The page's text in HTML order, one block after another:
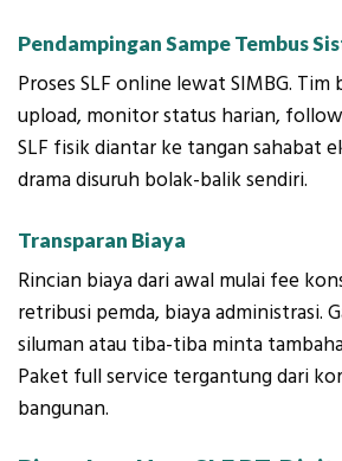
Pendampingan Sampe Tembus
Proses SLF online lewat SIMBG. Tim
upload, monitor status harian,
SLF fisik diantar ke tangan sahabat
drama disuruh bolak-balik sendiri.
Transparan Biaya
Rincian biaya dari awal mulai fee
retribusi pemda, biaya administrasi.
siluman atau tiba-tiba minta
Paket full service tergantung dari
bangunan.